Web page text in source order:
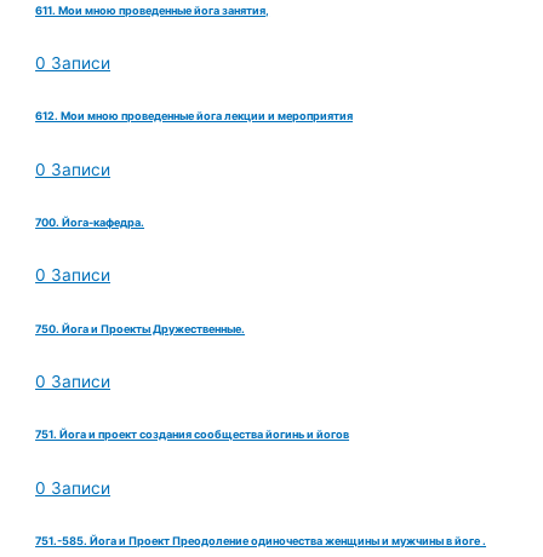
611. Мои мною проведенные йога занятия,
0 Записи
612. Мои мною проведенные йога лекции и мероприятия
0 Записи
700. Йога-кафедра.
0 Записи
750. Йога и Проекты Дружественные.
0 Записи
751. Йога и проект создания сообщества йогинь и йогов
0 Записи
751.-585. Йога и Проект Преодоление одиночества женщины и мужчины в йоге .